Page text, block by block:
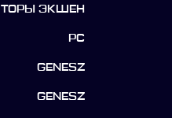
ЭКШЕН
PC
GENESZ
GENESZ